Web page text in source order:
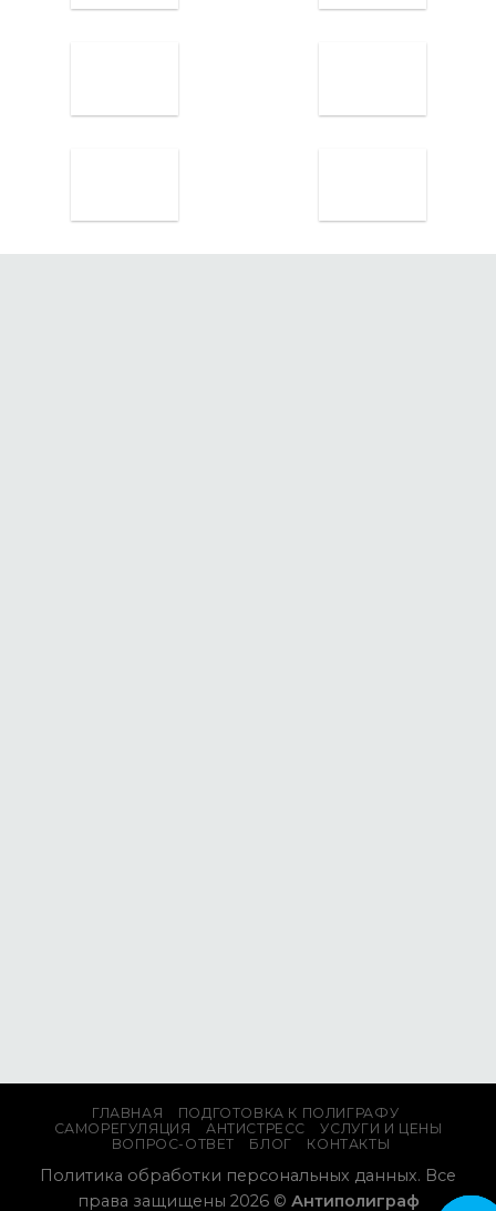
ГЛАВНАЯ
ПОДГОТОВКА К ПОЛИГРАФУ
САМОРЕГУЛЯЦИЯ
АНТИСТРЕСС
УСЛУГИ И ЦЕНЫ
ВОПРОС-ОТВЕТ
БЛОГ КОНТАКТЫ
Политика обработки персональных данных. Все
права защищены 2026 © Антиполиграф